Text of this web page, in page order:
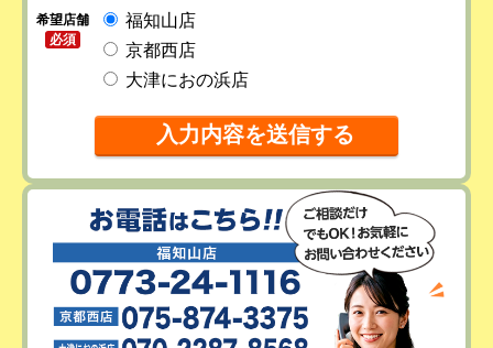
希望店舗
必須
福知山店
京都西店
大津におの浜店